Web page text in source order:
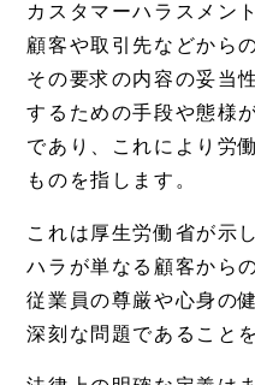
カスタマーハラスメン
顧客や取引先などから
その要求の内容の妥当
するための手段や態様
であり、これにより労
ものを指します。
これは厚生労働省が示
ハラが単なる顧客から
従業員の尊厳や心身の
深刻な問題であること